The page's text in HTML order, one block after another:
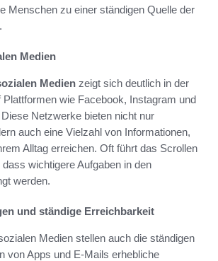
Menschen zu einer ständigen Quelle der
Medien
Medien zeigt sich deutlich in der
Plattformen wie Facebook, Instagram und
Netzwerke bieten nicht nur
auch eine Vielzahl von Informationen,
Alltag erreichen. Oft führt das Scrollen
wichtigere Aufgaben in den
werden.
und ständige Erreichbarkeit
Medien stellen auch die ständigen
von Apps und E-Mails erhebliche